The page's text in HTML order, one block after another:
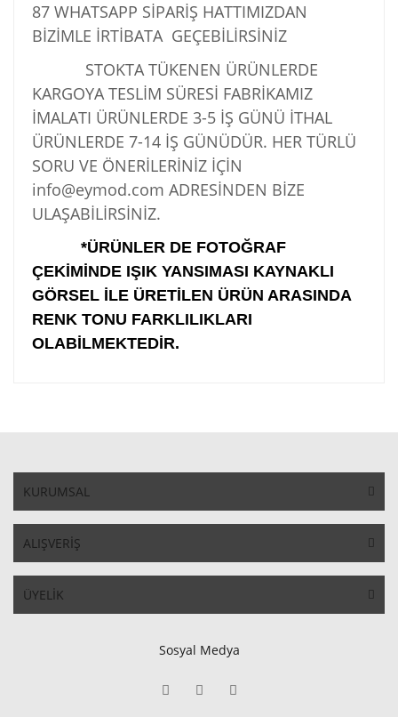
87 WHATSAPP SİPARİŞ HATTIMIZDAN
BİZİMLE İRTİBATA GEÇEBİLİRSİNİZ
STOKTA TÜKENEN ÜRÜNLERDE
KARGOYA TESLİM SÜRESİ FABRİKAMIZ
İMALATI ÜRÜNLERDE 3-5 İŞ GÜNÜ İTHAL
ÜRÜNLERDE 7-14 İŞ GÜNÜDÜR. HER TÜRLÜ
SORU VE ÖNERİLERİNİZ İÇİN
info@eymod.com ADRESİNDEN BİZE
ULAŞABİLİRSİNİZ.
*ÜRÜNLER DE FOTOĞRAF
ÇEKİMİNDE IŞIK YANSIMASI KAYNAKLI
GÖRSEL İLE ÜRETİLEN ÜRÜN ARASINDA
RENK TONU FARKLILIKLARI
OLABİLMEKTEDİR.
KURUMSAL
ALIŞVERİŞ
ÜYELİK
Sosyal Medya